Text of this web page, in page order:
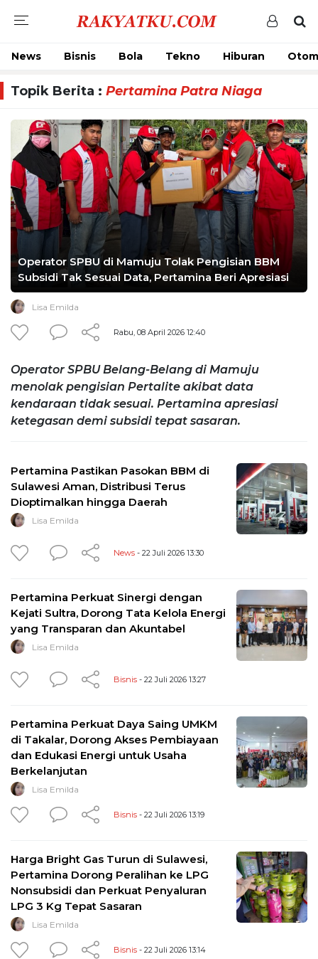
News Bisnis Bola Tekno Hiburan
Topik Berita : Pertamina Patra Niaga
Operator SPBU di Mamuju Tolak Pengisian BBM
Subsidi Tak Sesuai Data, Pertamina Beri Apresiasi
Lisa Emilda
Rabu, 08 April 2026 12:40
Operator SPBU Belang-Belang di Mamuju
menolak pengisian Pertalite akibat data
kendaraan tidak sesuai. Pertamina apresiasi
ketegasan demi subsidi tepat sasaran.
Pertamina Pastikan Pasokan BBM di
Sulawesi Aman, Distribusi Terus
Dioptimalkan hingga Daerah
Lisa Emilda
News - 22 Juli 2026 13:30
Pertamina Perkuat Sinergi dengan
Kejati Sultra, Dorong Tata Kelola Energi
yang Transparan dan Akuntabel
Lisa Emilda
Bisnis - 22 Juli 2026 13:27
Pertamina Perkuat Daya Saing UMKM
di Takalar, Dorong Akses Pembiayaan
dan Edukasi Energi untuk Usaha
Berkelanjutan
Lisa Emilda
Bisnis - 22 Juli 2026 13:19
Harga Bright Gas Turun di Sulawesi,
Pertamina Dorong Peralihan ke LPG
Nonsubsidi dan Perkuat Penyaluran
LPG 3 Kg Tepat Sasaran
Lisa Emilda
Bisnis - 22 Juli 2026 13:14